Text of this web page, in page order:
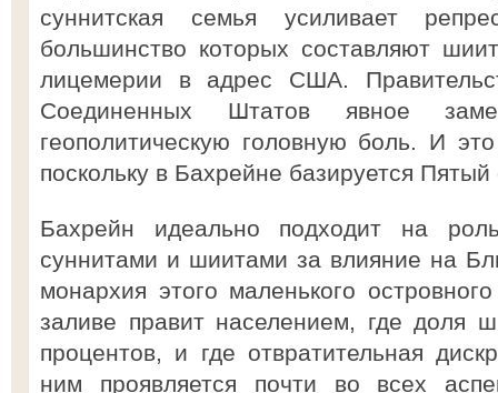
суннитская семья усиливает
большинство которых составляют
лицемерии в адрес США.
Соединенных Штатов явное
геополитическую головную боль. И
поскольку в Бахрейне базируется
Бахрейн идеально подходит на
суннитами и шиитами за влияние на
монархия этого маленького
заливе правит населением, где доля
процентов, и где отвратительная
ним проявляется почти во всех